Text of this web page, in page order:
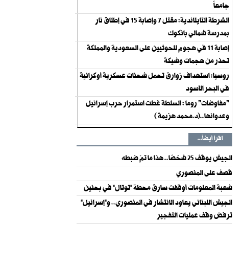
جامعاً
الشرطة التايلاندية: مقتل 7 وإصابة 15 في إطلاق نار
بمدرسة شمالي بانكوك
إصابة 11 في هجوم للحوثيين على السعودية والمملكة
تحذر من هجمات وشيكة
روسيا: استهداف زوارق تحمل شحنات عسكرية أوكرانية
في البحر الأسود
"مفاوضات" روما : السلطة غطت استمرار حرب إسرائيل
وعدوانها..(د.محمد هزيمة )
اقرأ أيضاً...
الجيش يوقف 25 شخصًا.. هذا ما تمّ ضبطه
قصف على المنصوري
شعبة المعلومات أوقفت سارق محطة “توتال” في بحنين
الجيش اللبناني يعاود الانتشار في المنصوري.. و”إسرائيل”
ترفض وقف عمليات التفجير